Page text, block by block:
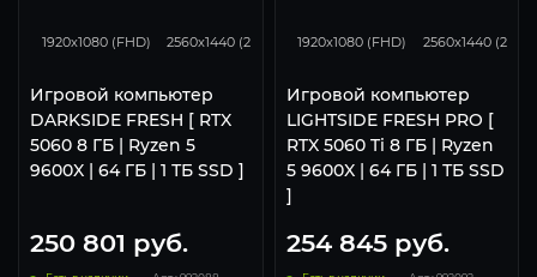
1920x1080 (FHD) 2560x1440 (2K) 3840x2160 (4K)
Игровой компьютер
DARKSIDE FRESH [ RTX
5060 8 ГБ | Ryzen 5
9600X | 64 ГБ | 1 ТБ SSD ]
250 801 руб.
1920x1080 (FHD) 2560x1440 (2K)
Игровой компьютер
LIGHTSIDE FRESH PRO [
RTX 5060 Ti 8 ГБ | Ryzen
5 9600X | 64 ГБ | 1 ТБ SSD
]
254 845руб.